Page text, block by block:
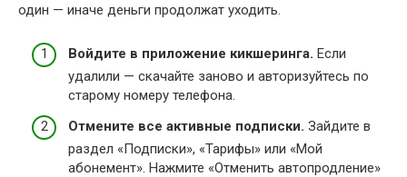
один — иначе деньги продолжат уходить.
Войдите в приложение кикшеринга. Если
удалили — скачайте заново и авторизуйтесь по
старому номеру телефона.
Отмените все активные подписки. Зайдите в
раздел «Подписки», «Тарифы» или «Мой
абонемент». Нажмите «Отменить автопродление»